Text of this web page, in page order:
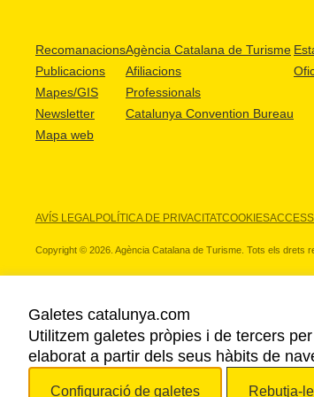
Recomanacions
Publicacions
Mapes/GIS
Newsletter
Mapa web
Agència Catalana de Turisme
Afiliacions
Professionals
Catalunya Convention Bureau
AVÍS LEGALPOLÍTICA DE PRIVACITATCOOKIES
Copyright © 2026. Agència Catalana de Turisme. Tots els drets
ELS NOSTRES PARTNERS
Galetes catalunya.com
Utilitzem galetes pròpies i de tercers
elaborat a partir dels seus hàbits de
Configuració de galetes Rebutja-